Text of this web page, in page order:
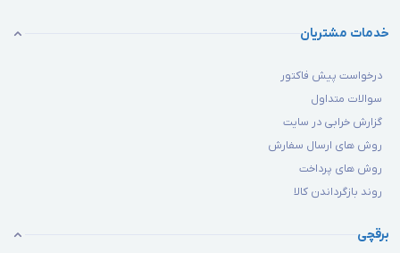
خدمات مشتریان
درخواست پیش فاکتور
سوالات متداول
گزارش خرابی در سایت
روش های ارسال سفارش
روش های پرداخت
روند بازگرداندن کالا
برقچی